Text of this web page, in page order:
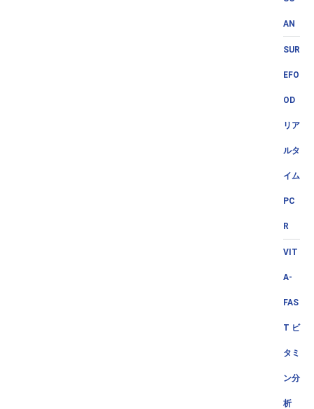
AN
SUR
EFO
OD
リア
ルタ
イム
PC
R
VIT
A-
FAS
T ビ
タミ
ン分
析